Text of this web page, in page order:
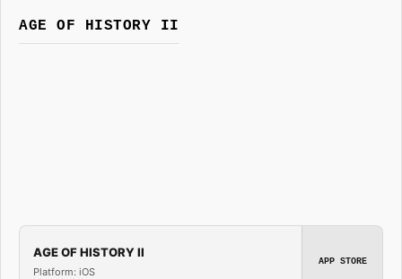
AGE OF HISTORY II
AGE OF HISTORY II
Platform: iOS
APP STORE